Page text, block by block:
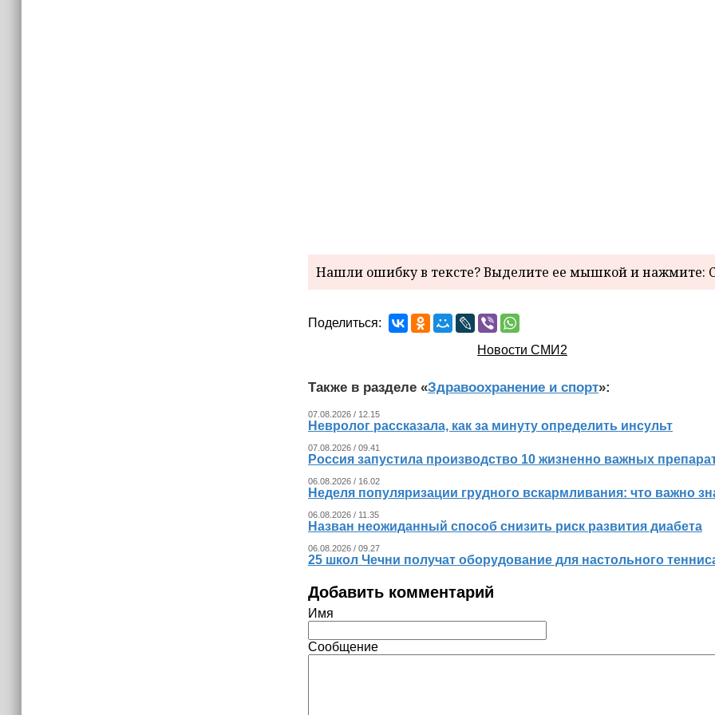
Нашли ошибку в тексте? Выделите ее мышкой и нажмите:
Поделиться:
Новости СМИ2
Также в разделе «Здравоохранение и спорт»:
07.08.2026 / 12.15
Невролог рассказала, как за минуту определить инсульт
07.08.2026 / 09.41
Россия запустила производство 10 жизненно важных
06.08.2026 / 16.02
Неделя популяризации грудного вскармливания: что важно
06.08.2026 / 11.35
Назван неожиданный способ снизить риск развития диабета
06.08.2026 / 09.27
25 школ Чечни получат оборудование для настольного
Добавить комментарий
Имя
Сообщение